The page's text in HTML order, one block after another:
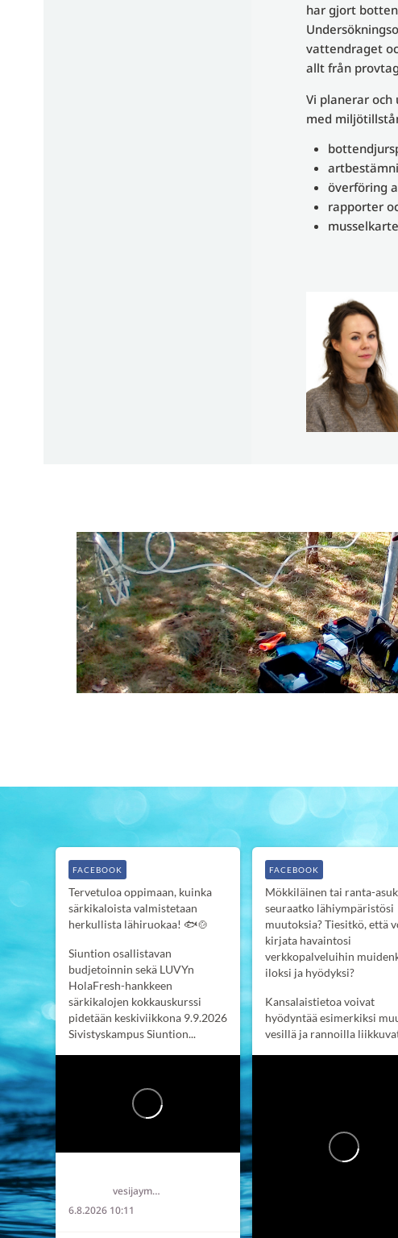
har gjort
vattendraget
allt från
Vi planerar
med
överföring
rapporter
Tervetuloa oppimaan, kuinka
särkikaloista valmistetaan
herkullista lähiruokaa! 🐟🍲
Siuntion osallistavan
budjetoinnin sekä LUVYn
HolaFresh-hankkeen
särkikalojen kokkauskurssi
pidetään keskiviikkona 9.9.2026
Sivistyskampus Siuntion...
vesijaymparisto
6.8.2026 10:11
FACEBOOK
Mökkiläinen tai ranta-
seuraatko lähiympäristösi
muutoksia? Tiesitkö, että
kirjata havaintosi
verkkopalveluihin
iloksi ja hyödyksi?
Kansalaistietoa voivat
hyödyntää esimerkiksi
vesillä ja rannoilla
FACEBOOK